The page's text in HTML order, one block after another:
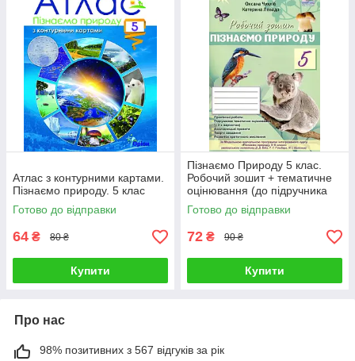
Атлас з контурними картами.
Пізнаємо природу. 5 клас
Готово до відправки
64 ₴ 80 ₴
Купити
Пізнаємо Природу 5 клас.
Робочий зошит + тематичне
оцінювання (до підручника
Біда Д. Д., Т.Г. Гільберг)
Готово до відправки
72 ₴ 90 ₴
Купити
Про нас
98% позитивних з 567 відгуків за рік